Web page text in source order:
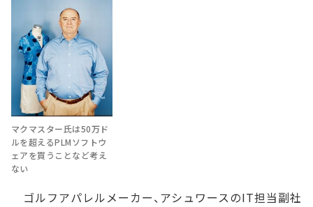
マクマスター氏は50万ド
ルを超えるPLMソフトウ
ェアを買うことなど考え
ない
ゴルフアパレルメーカー、アシュワースのIT担当副社